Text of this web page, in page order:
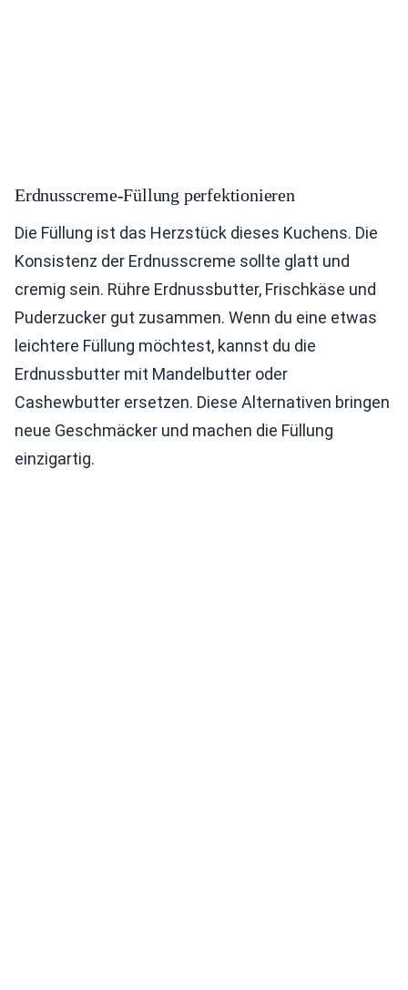
Erdnusscreme-Füllung perfektionieren
Die Füllung ist das Herzstück dieses Kuchens. Die
Konsistenz der Erdnusscreme sollte glatt und
cremig sein. Rühre Erdnussbutter, Frischkäse und
Puderzucker gut zusammen. Wenn du eine etwas
leichtere Füllung möchtest, kannst du die
Erdnussbutter mit Mandelbutter oder
Cashewbutter ersetzen. Diese Alternativen bringen
neue Geschmäcker und machen die Füllung
einzigartig.